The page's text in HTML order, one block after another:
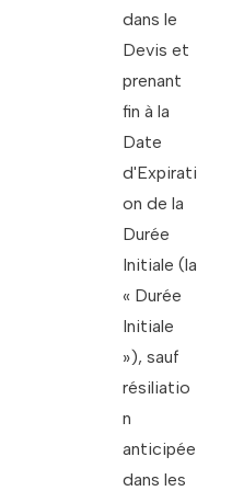
dans le
Devis et
prenant
fin à la
Date
d'Expirati
on de la
Durée
Initiale (la
« Durée
Initiale
»), sauf
résiliatio
n
anticipée
dans les